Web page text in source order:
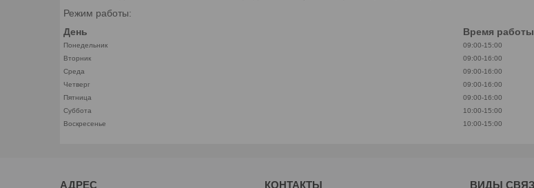
Режим работы:
День
Время работы
Понедельник
09:00-15:00
Вторник
09:00-16:00
Среда
09:00-16:00
Четверг
09:00-16:00
Пятница
09:00-16:00
Суббота
10:00-15:00
Воскресенье
10:00-15:00